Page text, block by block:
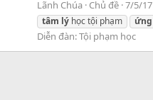
Lãnh Chúa Chủ đề 7/5/17
tâm lý học tội phạm ứng
Diễn đàn:Tội phạm học